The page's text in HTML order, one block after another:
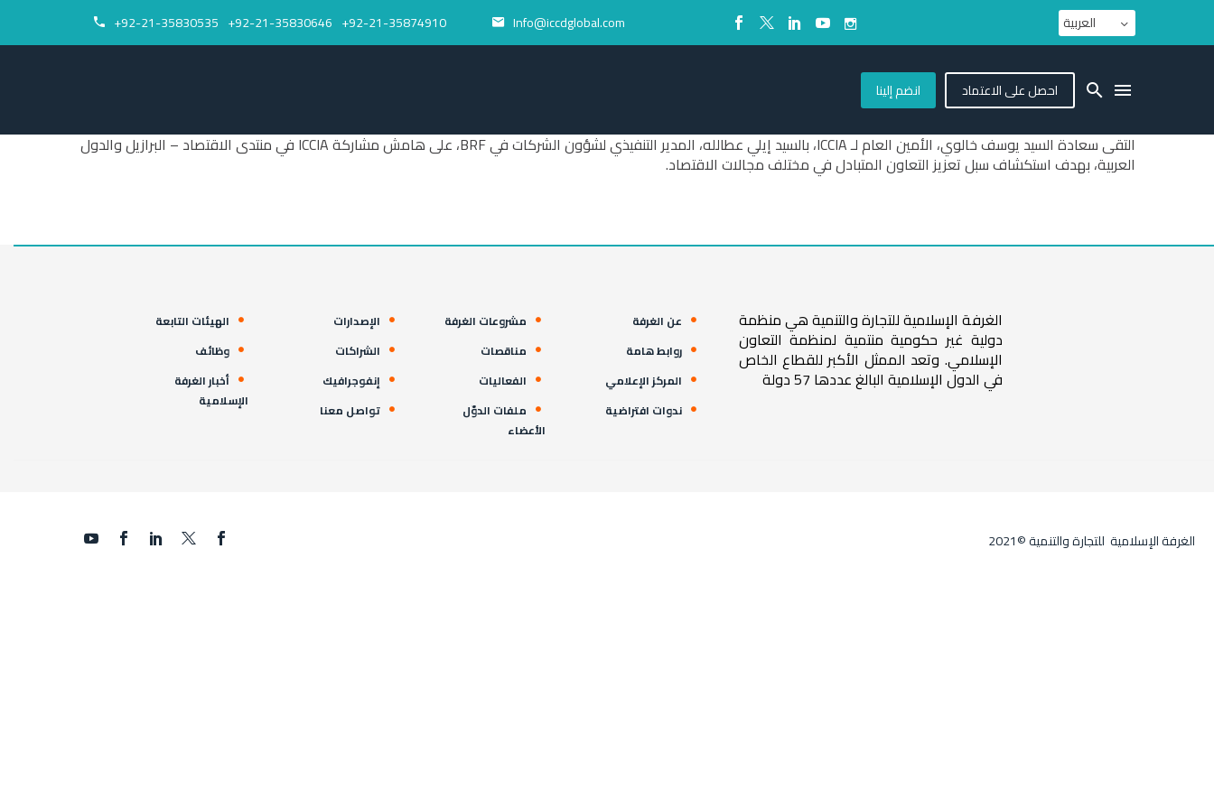
العربية 
 Info@iccdglobal.com
92-21-35874910+
92-21-35830646+

 92-21-35830535+
احصل على الاعتماد انضم إلينا
التقى سعادة السيد يوسف خالوي، الأمين العام لـ ICCIA، بالسيد إيلي عطالله، المدير التنفيذي لشؤون الشركات في BRF، على هامش مشاركة ICCIA في منتدى الاقتصاد – البرازيل والدول
العربية، بهدف استكشاف سبل تعزيز التعاون المتبادل في مختلف مجالات الاقتصاد.
الغرفة الإسلامية للتجارة والتنمية هي منظمة
دولية غير حكومية منتمية لمنظمة التعاون
الإسلامي. وتعد الممثل الأكبر للقطاع الخاص
في الدول الإسلامية البالغ عددها 57 دولة
عن الغرفة
روابط هامة
المركز الإعلامي
ندوات افتراضية
مشروعات الغرفة
مناقصات
الفعاليات
ملفات الدوّل
الأعضاء
الإصدارات
الشراكات
إنفوجرافيك
تواصل معنا
الهيئات التابعة
وظائف
أخبار الغرفة
الإسلامية
الغرفة الإسلامية للتجارة والتنمية ©2021